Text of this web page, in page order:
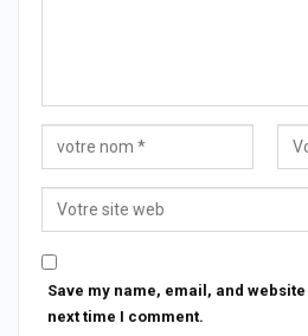
Save my name, email, and
next time I comment.